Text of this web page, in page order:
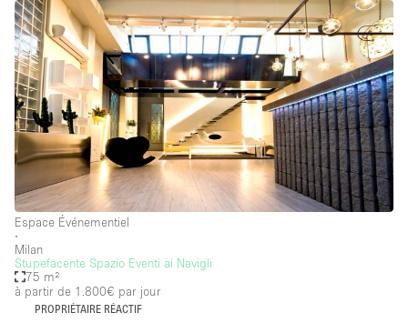
Espace Événementiel
∙
Milan
Stupefacente Spazio Eventi ai Navigli
75 m²
à partir de 1.800€ par jour
PROPRIÉTAIRE RÉACTIF